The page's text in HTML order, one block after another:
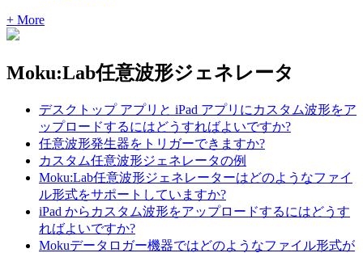
+ More
Moku:Lab任意波形ジェネレータ
デスクトップ アプリと iPad アプリにカスタム波形をア
ップロードするにはどうすればよいですか?
任意波形発生器をトリガーできますか?
カスタム任意波形ジェネレータの例
Moku:Lab任意波形ジェネレーターはどのようなファイ
ル形式をサポートしていますか?
iPad からカスタム波形をアップロードするにはどうす
ればよいですか?
Mokuデータロガー機器ではどのようなファイル形式が